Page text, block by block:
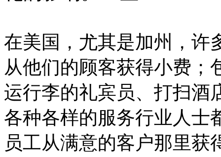
在美国，尤其是加州，许
从他们的顾客获得小费；
运行李的礼宾员、打扫酒
各种各样的服务行业人士
员工从满意的客户那里获